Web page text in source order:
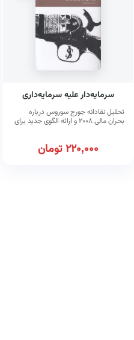
سرمایه‌دار علیه سرمایه‌داری
تحلیل نقادانه جورج سوروس درباره
بحران مالی ۲۰۰۸ و ارائه الگوی جدید برای
220,000تومان